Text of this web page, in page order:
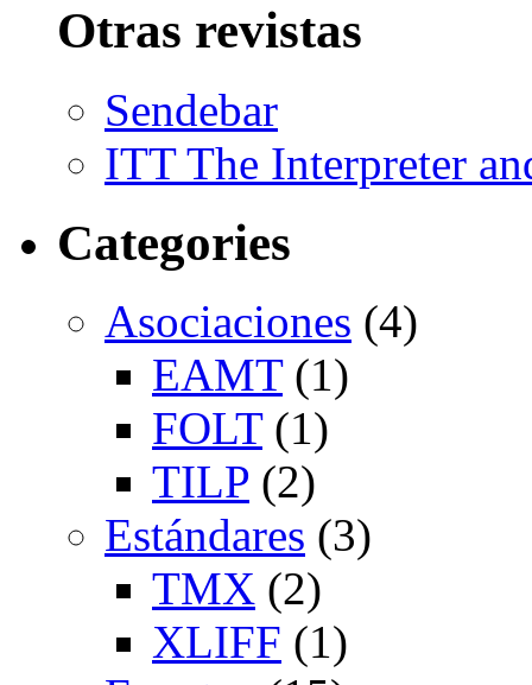
Otras revistas
Sendebar
ITT The Interpreter
Categories
Asociaciones (4)
EAMT(1)
FOLT(1)
TILP (2)
Estándares (3)
TMX (2)
XLIFF (1)